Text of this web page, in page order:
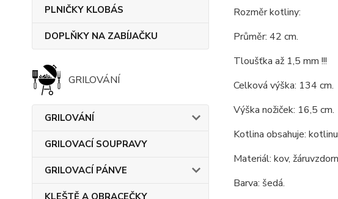
PLNIČKY KLOBÁS
DOPLŇKY NA ZABÍJAČKU
GRILOVÁNÍ
GRILOVÁNÍ
GRILOVACÍ SOUPRAVY
GRILOVACÍ PÁNVE
KLEŠTĚ A OBRACEČKY
Rozměr kotliny:
Průměr: 42 cm.
Tloušťka až 1,5 mm !!!
Celková výška: 134 cm.
Výška nožiček: 16,5 cm.
Kotlina obsahuje:
Materiál: kov,
Barva: šedá.